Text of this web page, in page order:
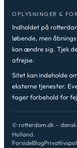
OPLYSNINGER &
Indholdet på
løbende, men
kan ændre sig. Tjek
afrejse.
Sitet kan indeholde
eksterne tjenester.
tager forbehold for
© rotterdam.dk –
Holland.
ForsideBlog